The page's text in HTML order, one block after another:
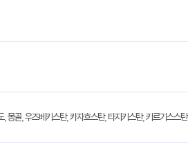
몽골, 우즈베키스탄, 카자흐스탄, 타지키스탄, 키르기스스탄